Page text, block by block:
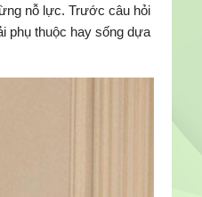
nỗ lực. Trước câu hỏi
phụ thuộc hay sống dựa